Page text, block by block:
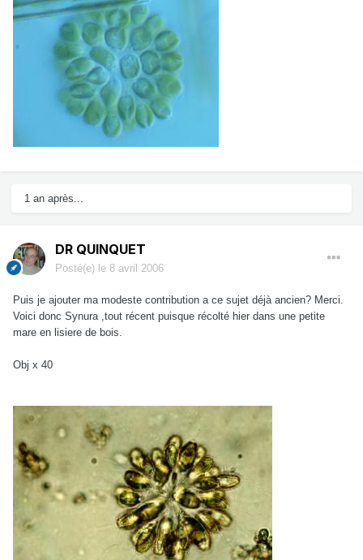
1 an après...
DR QUINQUET
Posté(e) le 8 avril 2006
Puis je ajouter ma modeste contribution a ce sujet déjà ancien? Merci.
Voici donc Synura ,tout récent puisque récolté hier dans une petite
mare en lisiere de bois.
Obj x 40